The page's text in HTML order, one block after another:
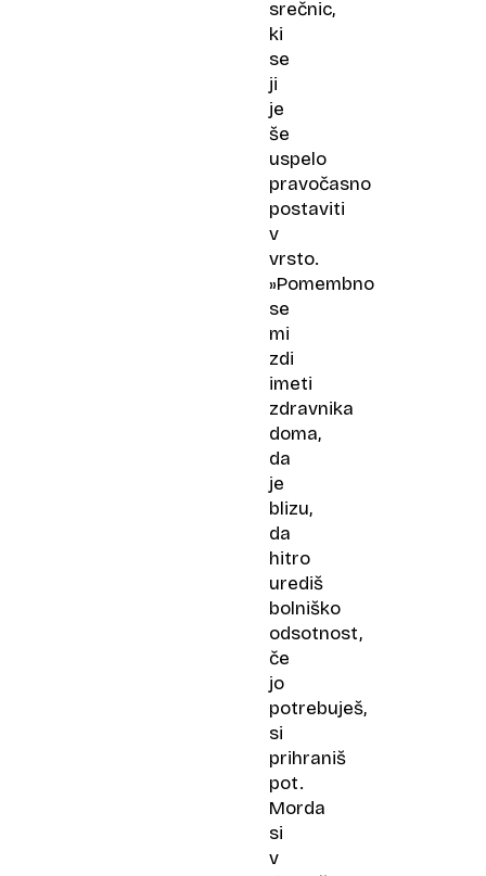
srečnic,
ki
se
ji
je
še
uspelo
pravočasno
postaviti
v
vrsto.
»Pomembno
se
mi
zdi
imeti
zdravnika
doma,
da
je
blizu,
da
hitro
urediš
bolniško
odsotnost,
če
jo
potrebuješ,
si
prihraniš
pot.
Morda
si
v